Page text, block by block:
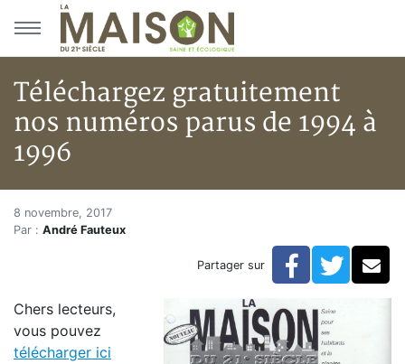
Aller au menu principal
Aller au contenu principal
Téléchargez gratuitement
nos numéros parus de 1994 à
1996
Accueil
Articles
Téléchargez gratuitement nos numéros parus de
Téléchargez gratuitement nos
8 novembre, 2017
Par : André Fauteux
Partager sur Facebook
Chers lecteurs,
vous pouvez
télécharger ici